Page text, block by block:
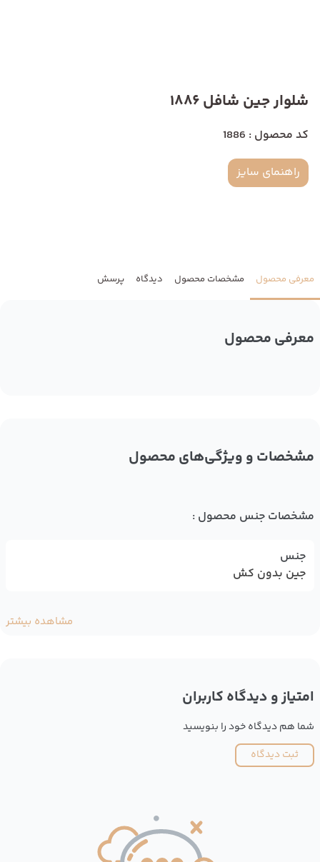
شلوار جین شافل 1886
کد محصول : 1886
راهنمای سایز
معرفی محصول مشخصات محصول دیدگاه پرسش
معرفی محصول
مشخصات و ویژگی‌های محصول
مشخصات جنس محصول :
جنس
جین بدون کش
مشاهده بیشتر
امتیاز و دیدگاه کاربران
شما هم دیدگاه خود را بنویسید
ثبت دیدگاه